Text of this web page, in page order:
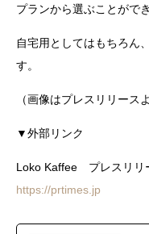
プランから選ぶことがで
自宅用としてはもちろん
す。
（画像はプレスリリース
▼外部リンク
Loko Kaffee プレスリリ
https://prtimes.jp